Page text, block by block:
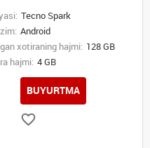
Tecno Spark
Android
xotiraning hajmi: 128 GB
hajmi: 4 GB
BUYURTMA